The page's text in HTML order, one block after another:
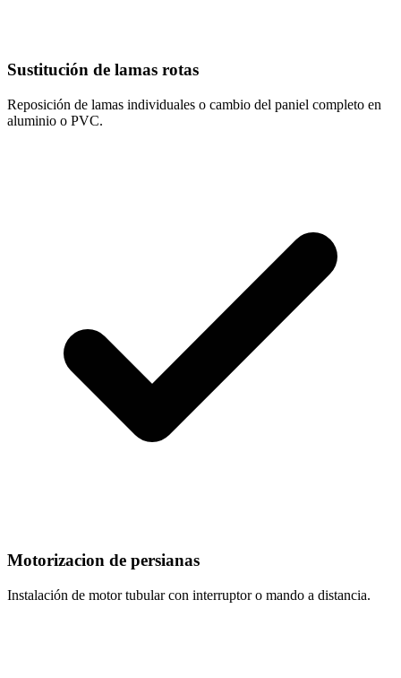
Sustitución de lamas rotas
Reposición de lamas individuales o cambio del paniel completo en
aluminio o PVC.
Motorizacion de persianas
Instalación de motor tubular con interruptor o mando a distancia.